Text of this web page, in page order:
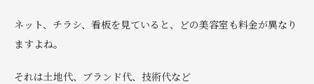
ネット、チラシ、看板を見ていると、どの美容室も料金が異なり
ますよね。
それは土地代、ブランド代、技術代など